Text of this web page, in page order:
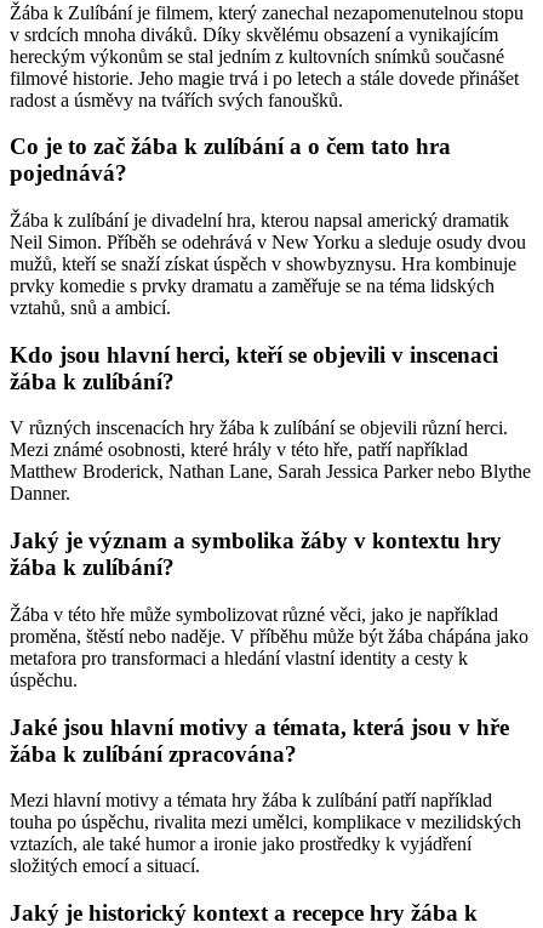
Žába k Zulíbání je filmem, který zanechal nezapomenutelnou stopu
v srdcích mnoha diváků. Díky skvělému obsazení a vynikajícím
hereckým výkonům se stal jedním z kultovních snímků současné
filmové historie. Jeho magie trvá i po letech a stále dovede přinášet
radost a úsměvy na tvářích svých fanoušků.
Co je to zač žába k zulíbání a o čem tato hra
pojednává?
Žába k zulíbání je divadelní hra, kterou napsal americký dramatik
Neil Simon. Příběh se odehrává v New Yorku a sleduje osudy dvou
mužů, kteří se snaží získat úspěch v showbyznysu. Hra kombinuje
prvky komedie s prvky dramatu a zaměřuje se na téma lidských
vztahů, snů a ambicí.
Kdo jsou hlavní herci, kteří se objevili v inscenaci
žába k zulíbání?
V různých inscenacích hry žába k zulíbání se objevili různí herci.
Mezi známé osobnosti, které hrály v této hře, patří například
Matthew Broderick, Nathan Lane, Sarah Jessica Parker nebo Blythe
Danner.
Jaký je význam a symbolika žáby v kontextu hry
žába k zulíbání?
Žába v této hře může symbolizovat různé věci, jako je například
proměna, štěstí nebo naděje. V příběhu může být žába chápána jako
metafora pro transformaci a hledání vlastní identity a cesty k
úspěchu.
Jaké jsou hlavní motivy a témata, která jsou v hře
žába k zulíbání zpracována?
Mezi hlavní motivy a témata hry žába k zulíbání patří například
touha po úspěchu, rivalita mezi umělci, komplikace v mezilidských
vztazích, ale také humor a ironie jako prostředky k vyjádření
složitých emocí a situací.
Jaký je historický kontext a recepce hry žába k